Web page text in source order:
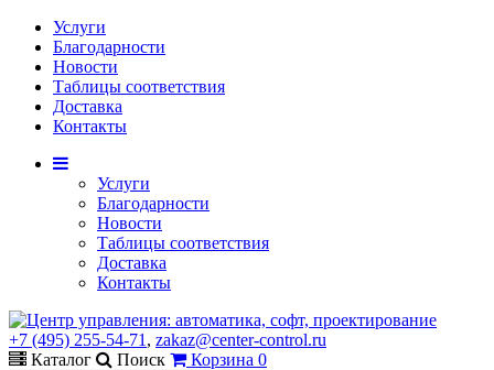
Услуги
Благодарности
Новости
Таблицы соответствия
Доставка
Контакты
Услуги
Благодарности
Новости
Таблицы соответствия
Доставка
Контакты
+7 (495) 255-54-71 , zakaz@center-control.ru
Каталог
Поиск Корзина 0